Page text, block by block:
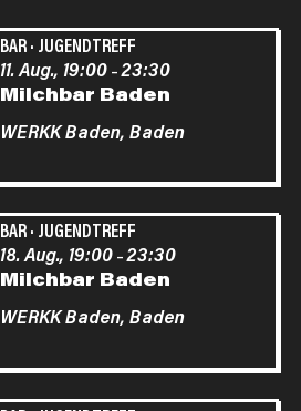
BAR· JUGENDTREFF
Milchbar Baden
11. Aug., 19:00–23:30
WERKK Baden, Baden
BAR· JUGENDTREFF
Milchbar Baden
18. Aug., 19:00–23:30
WERKK Baden, Baden